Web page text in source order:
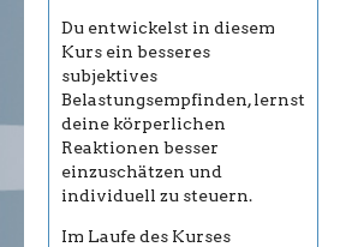
Du entwickelst in diesem
Kurs ein besseres
subjektives
Belastungsempfinden, lernst
deine körperlichen
Reaktionen besser
einzuschätzen und
individuell zu steuern.
Im Laufe des Kurses